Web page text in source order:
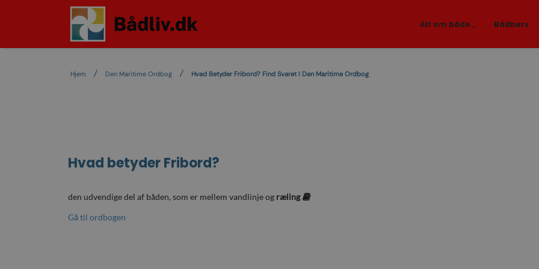
Alt om både Bådbørs
Hjem Den Maritime Ordbog Hvad Betyder Fribord? Find Svaret I Den Maritime Ordbog
Hvad betyderFribord?
den udvendige del af båden, som er mellem vandlinje og ræling
Gå til ordbogen